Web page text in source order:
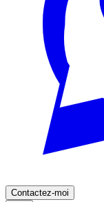
Contactez-moi